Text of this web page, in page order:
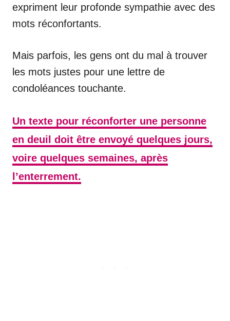
expriment leur profonde sympathie avec des
mots réconfortants.
Mais parfois, les gens ont du mal à trouver
les mots justes pour une lettre de
condoléances touchante.
Un texte pour réconforter une personne
en deuil doit être envoyé quelques jours,
voire quelques semaines, après
l’enterrement.